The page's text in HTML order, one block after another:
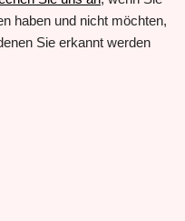
haben und nicht möchten,
Sie erkannt werden